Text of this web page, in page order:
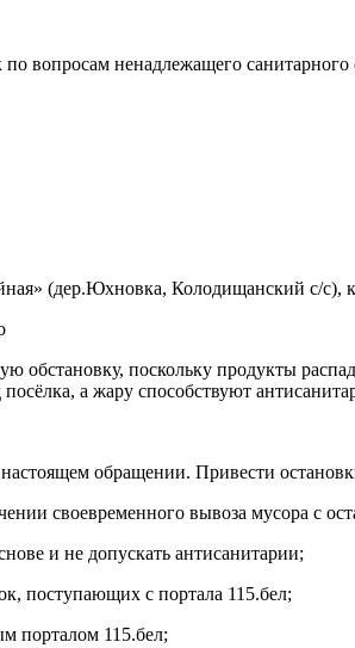
ненадлежащего санитарного
(дер.Юхновка, Колодищанский с/с),
обстановку, поскольку продукты
а жару способствуют
обращении. Привести
своевременного вывоза мусора с
и не допускать антисанитарии;
поступающих с портала 115.бел;
порталом 115.бел;